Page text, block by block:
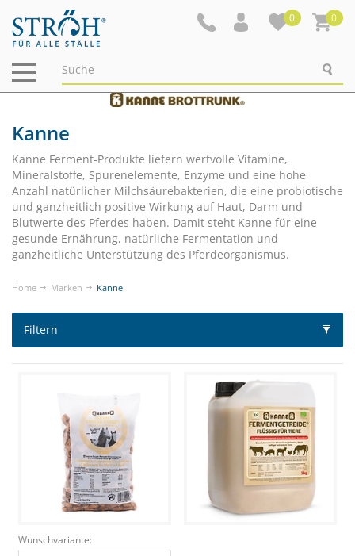
0 0
Navigation
ein-/ausblenden
Kanne
Kanne Ferment-Produkte liefern wertvolle Vitamine,
Mineralstoffe, Spurenelemente, Enzyme und eine hohe
Anzahl natürlicher Milchsäurebakterien, die eine probiotische
und ganzheitlich positive Wirkung auf Haut, Darm und
Blutwerte des Pferdes haben. Damit steht Kanne für eine
gesunde Ernährung, natürliche Fermentation und
ganzheitliche Unterstützung des Pferdeorganismus.
Home Marken Kanne
Filtern
Wunschvariante: